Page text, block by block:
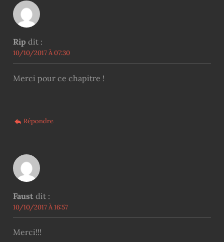
Rip dit :
10/10/2017 À 07:30
Merci pour ce chapitre !
Répondre
Faust dit :
10/10/2017 À 16:57
Merci!!!